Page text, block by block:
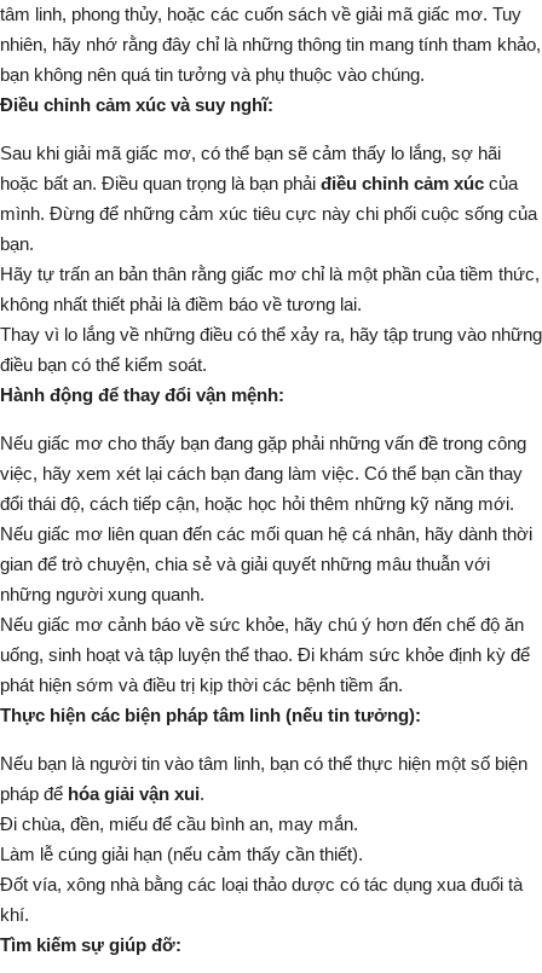
tâm linh, phong thủy, hoặc các cuốn sách về giải mã giấc mơ. Tuy
nhiên, hãy nhớ rằng đây chỉ là những thông tin mang tính tham khảo,
bạn không nên quá tin tưởng và phụ thuộc vào chúng.
Điều chỉnh cảm xúc và suy nghĩ:
Sau khi giải mã giấc mơ, có thể bạn sẽ cảm thấy lo lắng, sợ hãi
hoặc bất an. Điều quan trọng là bạn phải điều chỉnh cảm xúc của
mình. Đừng để những cảm xúc tiêu cực này chi phối cuộc sống của
bạn.
Hãy tự trấn an bản thân rằng giấc mơ chỉ là một phần của tiềm thức,
không nhất thiết phải là điềm báo về tương lai.
Thay vì lo lắng về những điều có thể xảy ra, hãy tập trung vào những
điều bạn có thể kiểm soát.
Hành động để thay đổi vận mệnh:
Nếu giấc mơ cho thấy bạn đang gặp phải những vấn đề trong công
việc, hãy xem xét lại cách bạn đang làm việc. Có thể bạn cần thay
đổi thái độ, cách tiếp cận, hoặc học hỏi thêm những kỹ năng mới.
Nếu giấc mơ liên quan đến các mối quan hệ cá nhân, hãy dành thời
gian để trò chuyện, chia sẻ và giải quyết những mâu thuẫn với
những người xung quanh.
Nếu giấc mơ cảnh báo về sức khỏe, hãy chú ý hơn đến chế độ ăn
uống, sinh hoạt và tập luyện thể thao. Đi khám sức khỏe định kỳ để
phát hiện sớm và điều trị kịp thời các bệnh tiềm ẩn.
Thực hiện các biện pháp tâm linh (nếu tin tưởng):
Nếu bạn là người tin vào tâm linh, bạn có thể thực hiện một số biện
pháp để hóa giải vận xui.
Đi chùa, đền, miếu để cầu bình an, may mắn.
Làm lễ cúng giải hạn (nếu cảm thấy cần thiết).
Đốt vía, xông nhà bằng các loại thảo dược có tác dụng xua đuổi tà
khí.
Tìm kiếm sự giúp đỡ: